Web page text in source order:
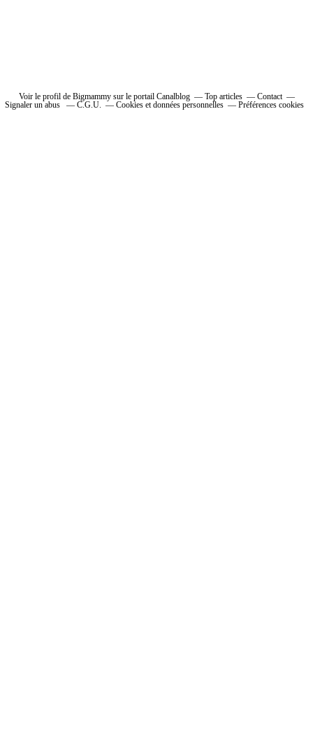
Voir le profil de Bigmammy sur le portail Canalblog Top articles
Contact
Signaler un abus
C.G.U. Cookies et données personnelles Préférences cookies